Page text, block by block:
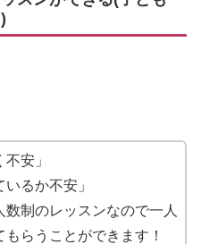
安」
いるか不安」
数制のレッスンなので一人
らうことができます！